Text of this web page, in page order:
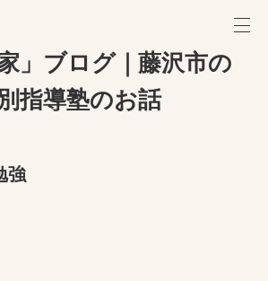
」ブログ｜藤沢市の
指導塾のお話
強